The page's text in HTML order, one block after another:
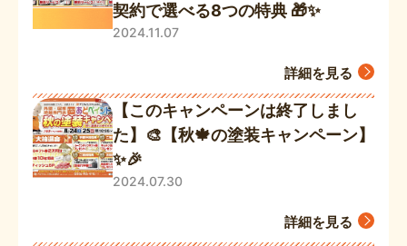
契約で選べる8つの特典 🎁✨
2024.11.07
詳細を見る
【このキャンペーンは終了しまし
た】🎨【秋🍁の塗装キャンペーン】
✨🎉
2024.07.30
詳細を見る